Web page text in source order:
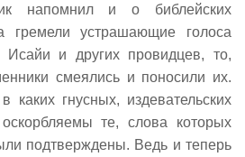
напомнил и о библейских
гремели устрашающие голоса
и других провидцев, то,
смеялись и поносили их.
каких гнусных, издевательских
оскорбляемы те, слова которых
подтверждены. Ведь и теперь